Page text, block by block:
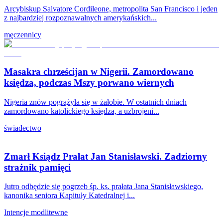
Arcybiskup Salvatore Cordileone, metropolita San Francisco i jeden
z najbardziej rozpoznawalnych amerykańskich...
męczennicy
Masakra chrześcijan w Nigerii. Zamordowano
księdza, podczas Mszy porwano wiernych
Nigeria znów pogrążyła się w żałobie. W ostatnich dniach
zamordowano katolickiego księdza, a uzbrojeni...
świadectwo
Zmarł Ksiądz Prałat Jan Stanisławski. Zadziorny
strażnik pamięci
Jutro odbędzie się pogrzeb śp. ks. prałata Jana Stanisławskiego,
kanonika seniora Kapituły Katedralnej i...
Intencje modlitewne